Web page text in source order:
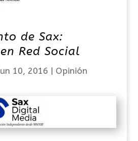
de Sax:
Red Social
10, 2016 | Opinión